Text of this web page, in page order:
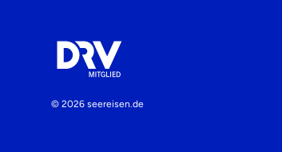
© 2026 seereisen.de